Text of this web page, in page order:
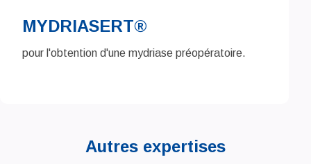
MYDRIASERT®
pour l'obtention d'une mydriase préopératoire.
Autres expertises